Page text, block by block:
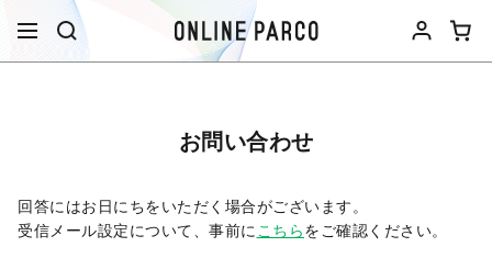
お問い合わせ
回答にはお日にちをいただく場合がございます。
受信メール設定について、事前に こちらをご確認ください。​